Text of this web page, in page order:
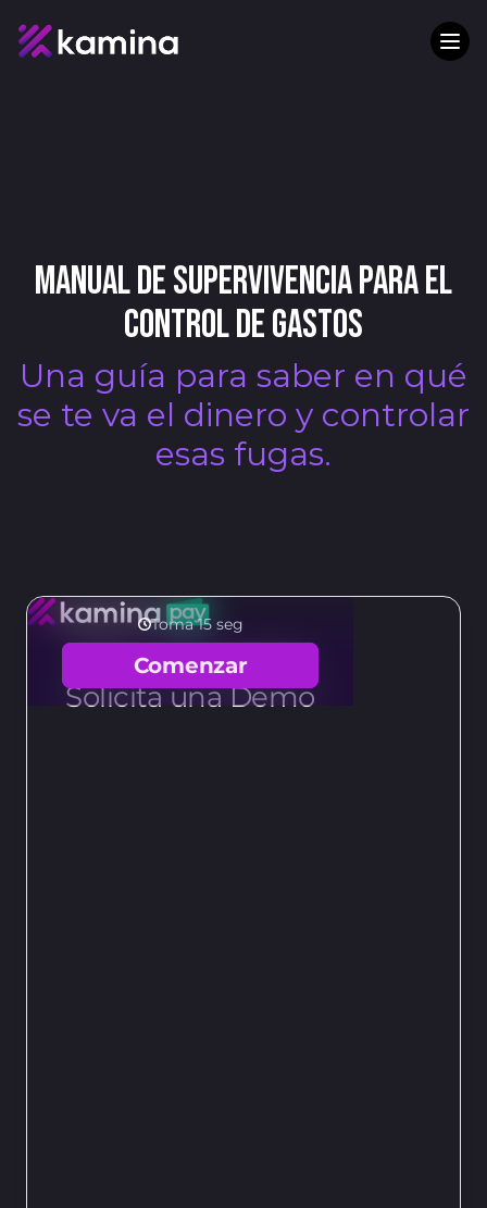
Manual de supervivencia para el
control de gastos
Una guía para saber en qué
se te va el dinero y controlar
esas fugas.